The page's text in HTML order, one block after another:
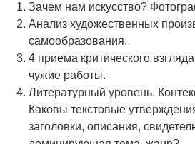
Зачем нам искусство?
Анализ художественных
самообразования.
4 приема критического
чужие работы.
Литературный уровень.
Каковы текстовые
заголовки, описания,